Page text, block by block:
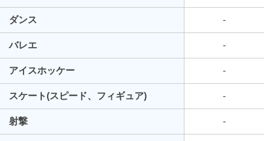
ダンス -
バレエ -
アイスホッケー -
スケート(スピード、フィギュア) -
射撃 -